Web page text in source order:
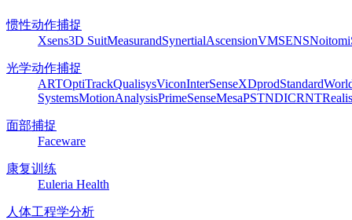
惯性动作捕捉
Xsens3D SuitMeasurandSynertialAscensionVMSENSNoitom
光学动作捕捉
ARTOptiTrackQualisysViconInterSenseXDprodStandard
SystemsMotionAnalysisPrimeSenseMesaPSTNDICRNTRealis
面部捕捉
Faceware
康复训练
Euleria Health
人体工程学分析